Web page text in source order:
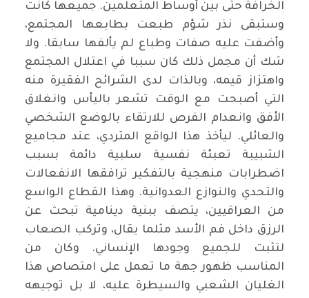
الخرافة حتى بين أوساط المتعلمين. جميعها كانت
وستبقى نذر شؤم طبعت بطابعها المجتمع،
وأضفت عليه صفات وطباع لم يألفها سابقا. ولا
شك أن مجمل ذلك كان سببا في اعتلال المجتمع
واهتزاز قيمه، وبالذات لدى الشرائح الفقيرة منه
التي أصبحت مع الوقت تشعر باليأس وانغلاق
الأفق وانعدام الفرص للارتقاء بالوضع الشخصي
والعائلي. ليأخذ هذا الواقع المتردي، عند مجاميع
الشبيبة تعبئة نفسية سلبية دائمة بسبب
اضطرابات منهجية بالتفكير ترافقها الانفعالات
والتحدي والنوازع العدوانية. وهذا القطاع الواسع
من العراقيين، يتصف ببنية دينامية تبحث عن
الرزق داخل فم الأسد مثلما يقال، وتركب الصعاب
لتثبت للجميع وجودها الإنساني. وكان من
المناسب ظهور جهة ما تعمل على امتصاص هذا
الغليان الشعبي والسيطرة عليه، لا بل توجيهه